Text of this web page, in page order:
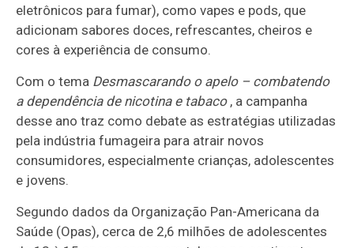
eletrônicos para fumar), como vapes e pods, que
adicionam sabores doces, refrescantes, cheiros e
cores à experiência de consumo.
Com o tema Desmascarando o apelo – combatendo
a dependência de nicotina e tabaco, a campanha
desse ano traz como debate as estratégias utilizadas
pela indústria fumageira para atrair novos
consumidores, especialmente crianças, adolescentes
e jovens.
Segundo dados da Organização Pan-Americana da
Saúde (Opas), cerca de 2,6 milhões de adolescentes